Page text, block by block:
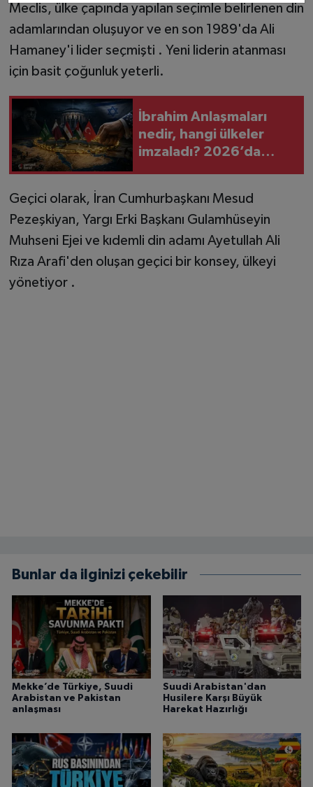
Meclis, ülke çapında yapılan seçimle belirlenen din
adamlarından oluşuyor ve en son 1989'da Ali
Hamaney'i lider seçmişti . Yeni liderin atanması
için basit çoğunluk yeterli.
İbrahim Anlaşmaları
nedir, hangi ülkeler
imzaladı? 2026’da
Geçici olarak, İran Cumhurbaşkanı Mesud
Pezeşkiyan, Yargı Erki Başkanı Gulamhüseyin
Muhseni Ejei ve kıdemli din adamı Ayetullah Ali
Rıza Arafi'den oluşan geçici bir konsey, ülkeyi
yönetiyor .
Bunlar da ilginizi çekebilir
Mekke’de Türkiye, Suudi
Arabistan ve Pakistan
anlaşması
Suudi Arabistan'dan
Husilere Karşı Büyük
Harekat Hazırlığı